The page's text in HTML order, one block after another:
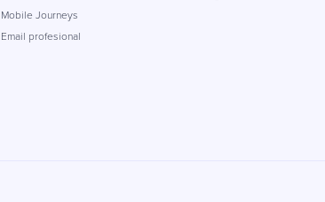
Mobile Journeys
Email profesional